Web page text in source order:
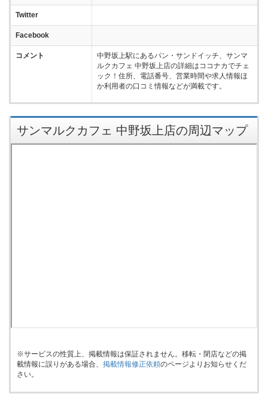
Twitter
Facebook
コメント
中野坂上駅にあるパン・サンドイッチ、サンマ
ルクカフェ 中野坂上店の詳細はココナカでチェ
ック！住所、電話番号、営業時間や求人情報ほ
か利用者の口コミ情報などが満載です。
サンマルクカフェ 中野坂上店の周辺マップ
※サービスの性質上、掲載情報は保証されません。移転・閉店などの掲
載情報に誤りがある場合、 掲載情報修正依頼のページよりお知らせくだ
さい。